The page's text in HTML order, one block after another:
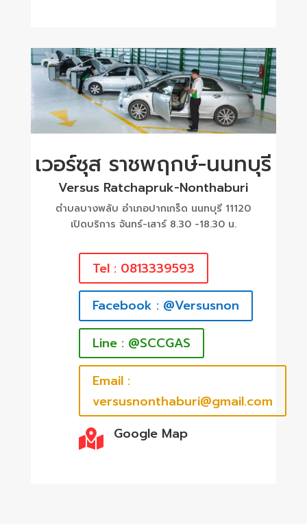
เวอร์ซุส ราชพฤกษ์-นนทบุรี
Versus Ratchapruk-Nonthaburi
ตำบลบางพลับ อำเภอปากเกร็ด นนทบุรี 11120
เปิดบริการ จันทร์-เสาร์ 8.30 -18.30 น.
Tel : 0813339593
Facebook : @Versusnon
Line : @SCCGAS
Email :
versusnonthaburi@gmail.com
 Google Map